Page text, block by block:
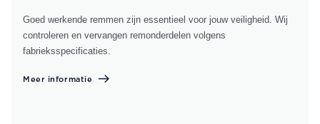
Goed werkende remmen zijn essentieel voor jouw veiligheid. Wij
controleren en vervangen remonderdelen volgens
fabrieksspecificaties.
Meer informatie